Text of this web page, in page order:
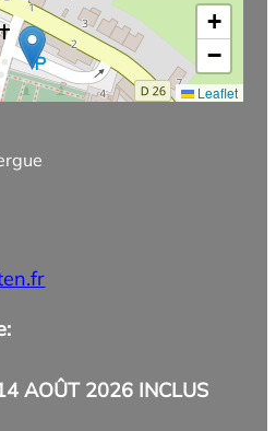
+
−
Leaflet
AOÛT 2026 INCLUS